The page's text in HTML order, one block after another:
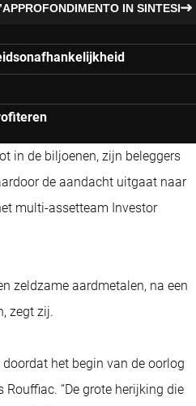
IN SINTESI
in de biljoenen, zijn beleggers
de aandacht uitgaat naar
multi-assetteam Investor
zeldzame aardmetalen, na een
zegt zij.
het begin van de oorlog
“De grote herijking die